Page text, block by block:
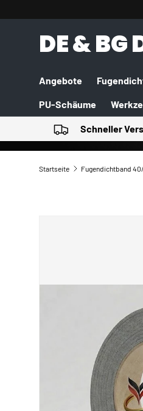
DIREKT ZUM INHALT
DE & BG
Angebote
PU-Schäume
Schneller
Startseite Fugendichtband